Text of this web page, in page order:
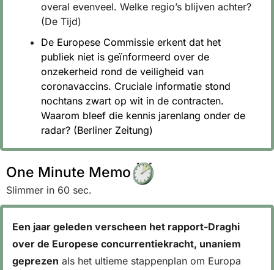
overal evenveel. Welke regio’s blijven achter?
(De Tijd)
De Europese Commissie erkent dat het
publiek niet is geïnformeerd over de
onzekerheid rond de veiligheid van
coronavaccins. Cruciale informatie stond
nochtans zwart op wit in de contracten.
Waarom bleef die kennis jarenlang onder de
radar? (Berliner Zeitung)
One Minute Memo
Slimmer in 60 sec.
Een jaar geleden verscheen het rapport-Draghi
over de Europese concurrentiekracht, unaniem
geprezen als het ultieme stappenplan om Europa